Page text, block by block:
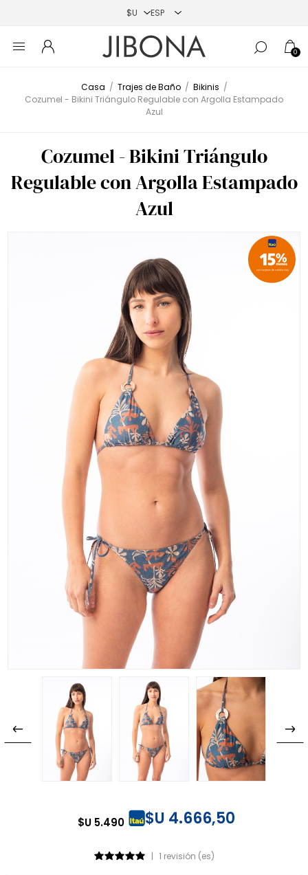
0
Casa / Trajes de Baño / Bikinis /
Cozumel - Bikini Triángulo Regulable con Argolla Estampado
Azul
Cozumel - Bikini Triángulo
Regulable con Argolla Estampado
Azul
$U 5.490 $U 4.666,50
| 1 revisión (es)